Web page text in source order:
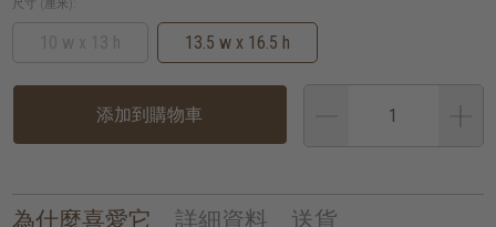
尺寸 (厘米):
13.5 w x 16.5 h
添加到購物車
為什麼喜愛它 詳細資料 送貨